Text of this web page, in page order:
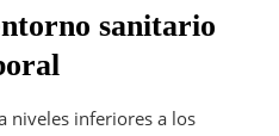
sanitario
niveles inferiores a los